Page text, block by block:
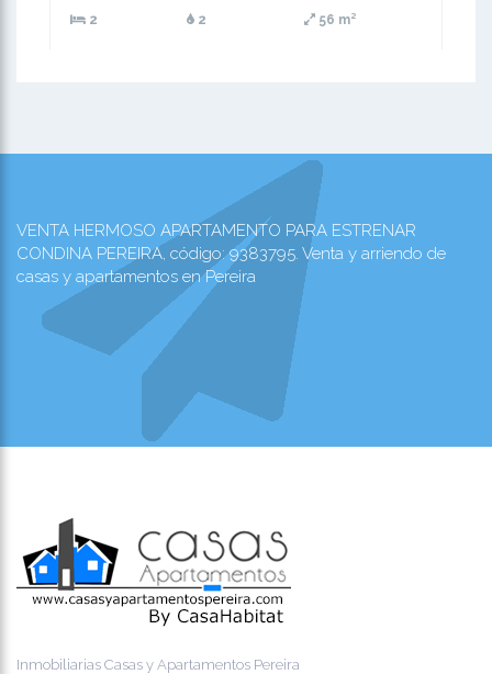
2 2 56 m²
VENTA HERMOSO APARTAMENTO PARA ESTRENAR
CONDINA PEREIRA, código: 9383795. Venta y arriendo de
casas y apartamentos en Pereira
Inmobiliarias Casas y Apartamentos Pereira